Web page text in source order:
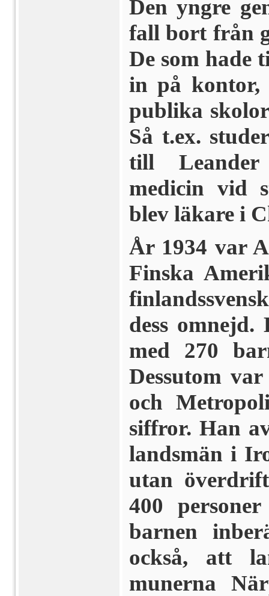
Den yngre
fall bort från
De som
in på kontor,
publika
Så t.ex.
till Leander
medicin vid
blev läkare i
År 1934 var
Finska
dess
med 270
Dessutom
och
siffror. Han
landsmän i
utan
400
barnen
också, att
munerna